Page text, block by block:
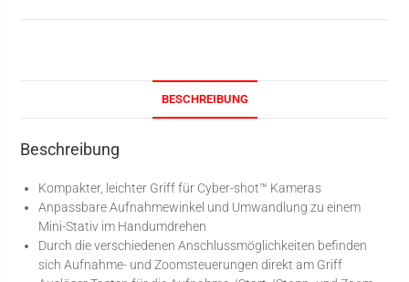
BESCHREIBUNG
Beschreibung
Kompakter, leichter Griff für Cyber-shot™ Kameras
Anpassbare Aufnahmewinkel und Umwandlung zu einem
Mini-Stativ im Handumdrehen
Durch die verschiedenen Anschlussmöglichkeiten befinden
sich Aufnahme- und Zoomsteuerungen direkt am Griff